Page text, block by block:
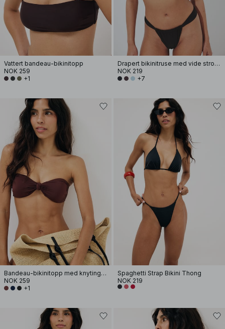
Vattert bandeau-bikinitopp
NOK 259
+1
Drapert bikinitruse med vide stropper
NOK 219
+7
Bandeau-bikinitopp med knyting foran
NOK 259
+1
Spaghetti Strap Bikini Thong
NOK 219